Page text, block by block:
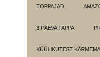
TOPPAJAD
3 PÄEVA TAPPA
KÜÜLIKUTEST